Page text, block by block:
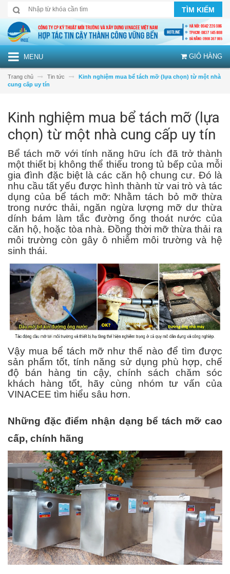
TÌM KIẾM
MENU GIỎ HÀNG
Trang chủ Tin tức
Kinh nghiệm mua bể tách mỡ (lựa chọn) từ một nhà
cung cấp uy tín
Kinh nghiệm mua bể tách mỡ (lựa
chọn) từ một nhà cung cấp uy tín
Bể tách mỡ với tính năng hữu ích đã trở thành
một thiết bị không thể thiếu trong tủ bếp của mỗi
gia đình đặc biệt là các căn hộ chung cư. Đó là
nhu cầu tất yếu được hình thành từ vai trò và tác
dụng của bể tách mỡ: Nhằm tách bỏ mỡ thừa
trong nước thải, ngăn ngừa lượng mỡ dư thừa
dính bám làm tắc đường ống thoát nước của
căn hộ, hoặc tòa nhà. Đồng thời mỡ thừa thải ra
môi trường còn gây ô nhiễm môi trường và hệ
sinh thái.
Vậy mua bể tách mỡ như thế nào để tìm được
sản phẩm tốt, tính năng sử dụng phù hợp, chế
độ bán hàng tin cậy, chính sách chăm sóc
khách hàng tốt, hãy cùng nhóm tư vấn của
VINACEE tìm hiểu sâu hơn.
Những đặc điểm nhận dạng bể tách mỡ cao
cấp, chính hãng